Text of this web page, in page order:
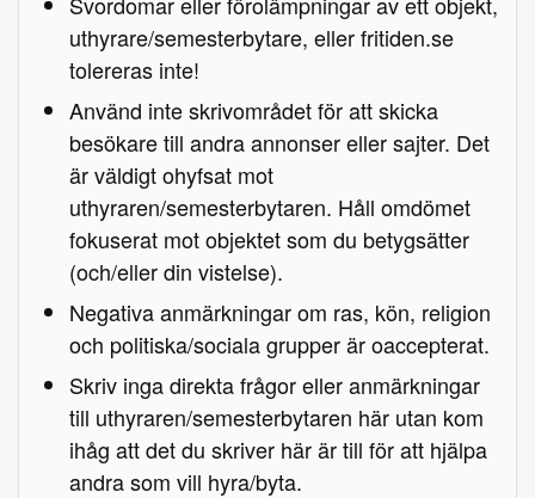
uthyrare/semesterbytare, eller fritiden.se
tolereras inte!
Använd inte skrivområdet för att skicka
besökare till andra annonser eller sajter. Det
är väldigt ohyfsat mot
uthyraren/semesterbytaren. Håll omdömet
fokuserat mot objektet som du betygsätter
(och/eller din vistelse).
Negativa anmärkningar om ras, kön, religion
och politiska/sociala grupper är oaccepterat.
Skriv inga direkta frågor eller anmärkningar
till uthyraren/semesterbytaren här utan kom
ihåg att det du skriver här är till för att hjälpa
andra som vill hyra/byta.